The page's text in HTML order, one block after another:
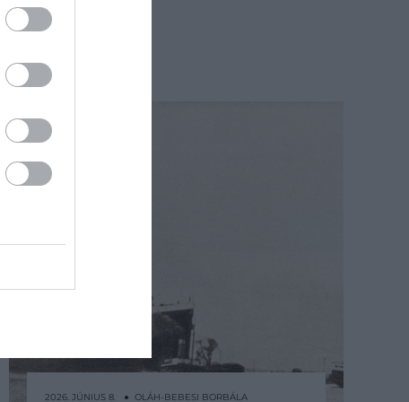
2026. JÚNIUS 8. ● OLÁH-BEBESI BORBÁLA